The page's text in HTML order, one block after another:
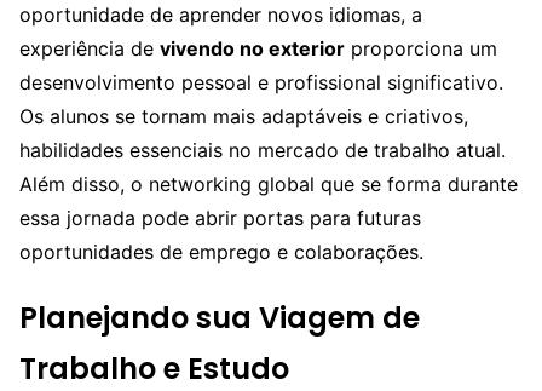
oportunidade de aprender novos idiomas, a
experiência de vivendo no exterior proporciona um
desenvolvimento pessoal e profissional significativo.
Os alunos se tornam mais adaptáveis e criativos,
habilidades essenciais no mercado de trabalho atual.
Além disso, o networking global que se forma durante
essa jornada pode abrir portas para futuras
oportunidades de emprego e colaborações.
Planejando sua Viagem de
Trabalho e Estudo